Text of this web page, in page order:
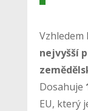
Vzhledem
nejvyšší
Dosahuje
EU, který